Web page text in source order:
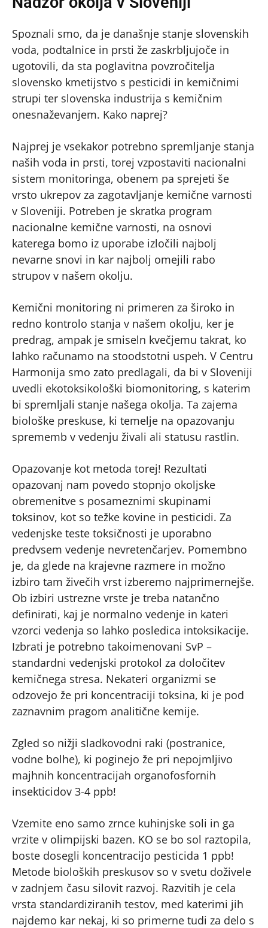
Spoznali smo, da je današnje stanje slovenskih
voda, podtalnice in prsti že zaskrbljujoče in
ugotovili, da sta poglavitna povzročitelja
slovensko kmetijstvo s pesticidi in kemičnimi
strupi ter slovenska industrija s kemičnim
onesnaževanjem. Kako naprej?
Najprej je vsekakor potrebno spremljanje stanja
naših voda in prsti, torej vzpostaviti nacionalni
sistem monitoringa, obenem pa sprejeti še
vrsto ukrepov za zagotavljanje kemične varnosti
v Sloveniji. Potreben je skratka program
nacionalne kemične varnosti, na osnovi
katerega bomo iz uporabe izločili najbolj
nevarne snovi in kar najbolj omejili rabo
strupov v našem okolju.
Kemični monitoring ni primeren za široko in
redno kontrolo stanja v našem okolju, ker je
predrag, ampak je smiseln kvečjemu takrat, ko
lahko računamo na stoodstotni uspeh. V Centru
Harmonija smo zato predlagali, da bi v Sloveniji
uvedli ekotoksikološki biomonitoring, s katerim
bi spremljali stanje našega okolja. Ta zajema
biološke preskuse, ki temelje na opazovanju
sprememb v vedenju živali ali statusu rastlin.
Opazovanje kot metoda torej! Rezultati
opazovanj nam povedo stopnjo okoljske
obremenitve s posameznimi skupinami
toksinov, kot so težke kovine in pesticidi. Za
vedenjske teste toksičnosti je uporabno
predvsem vedenje nevretenčarjev. Pomembno
je, da glede na krajevne razmere in možno
izbiro tam živečih vrst izberemo najprimernejše.
Ob izbiri ustrezne vrste je treba natančno
definirati, kaj je normalno vedenje in kateri
vzorci vedenja so lahko posledica intoksikacije.
Izbrati je potrebno takoimenovani SvP –
standardni vedenjski protokol za določitev
kemičnega stresa. Nekateri organizmi se
odzovejo že pri koncentraciji toksina, ki je pod
zaznavnim pragom analitične kemije.
Zgled so nižji sladkovodni raki (postranice,
vodne bolhe), ki poginejo že pri nepojmljivo
majhnih koncentracijah organofosfornih
insekticidov 3-4 ppb!
Vzemite eno samo zrnce kuhinjske soli in ga
vrzite v olimpijski bazen. KO se bo sol raztopila,
boste dosegli koncentracijo pesticida 1 ppb!
Metode bioloških preskusov so v svetu doživele
v zadnjem času silovit razvoj. Razvitih je cela
vrsta standardiziranih testov, med katerimi jih
najdemo kar nekaj, ki so primerne tudi za delo s